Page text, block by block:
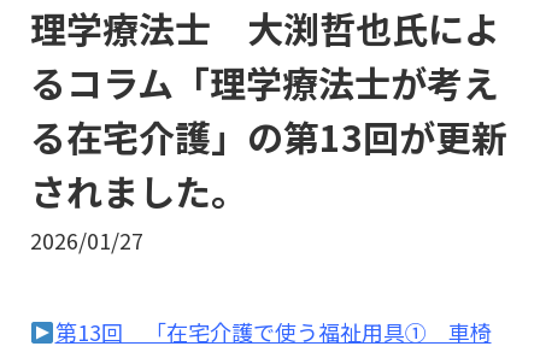
理学療法士 大渕哲也氏によ
るコラム「理学療法士が考え
る在宅介護」の第13回が更新
されました。
2026/01/27
第13回 「在宅介護で使う福祉用具① 車椅